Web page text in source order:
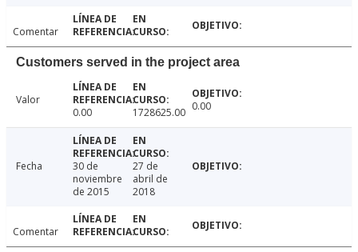
Comentar
Customers served in the project area
Valor
0.00
1728625.00 0.00
Fecha
30 de
noviembre
de 2015
27 de
abril de
2018
Comentar